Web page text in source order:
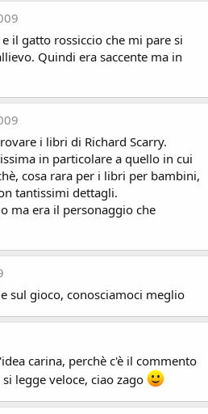
il gatto rossiccio che mi pare si
Quindi era saccente ma in
i libri di Richard Scarry.
in particolare a quello in cui
cosa rara per i libri per bambini,
tantissimi dettagli.
ma era il personaggio che
sul gioco, conosciamoci meglio
carina, perchè c'è il commento
legge veloce, ciao zago